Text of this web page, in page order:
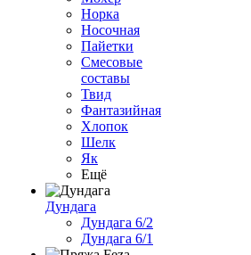
Норка
Носочная
Пайетки
Смесовые
составы
Твид
Фантазийная
Хлопок
Шелк
Як
Ещё
Дундага
Дундага 6/2
Дундага 6/1